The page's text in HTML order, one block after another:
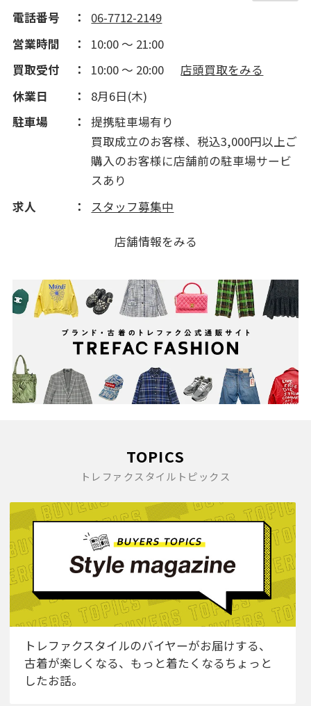
電話番号
06-7712-2149
営業時間
10:00 ～ 21:00
買取受付
10:00 ～ 20:00
店頭買取をみる
休業日
8月6日(木)
駐車場
提携駐車場有り
買取成立のお客様、税込3,000円以上ご
購入のお客様に店舗前の駐車場サービ
スあり
求人
スタッフ募集中
店舗情報をみる
TOPICS
トレファクスタイルトピックス
トレファクスタイルのバイヤーがお届けする、
古着が楽しくなる、もっと着たくなるちょっと
したお話。